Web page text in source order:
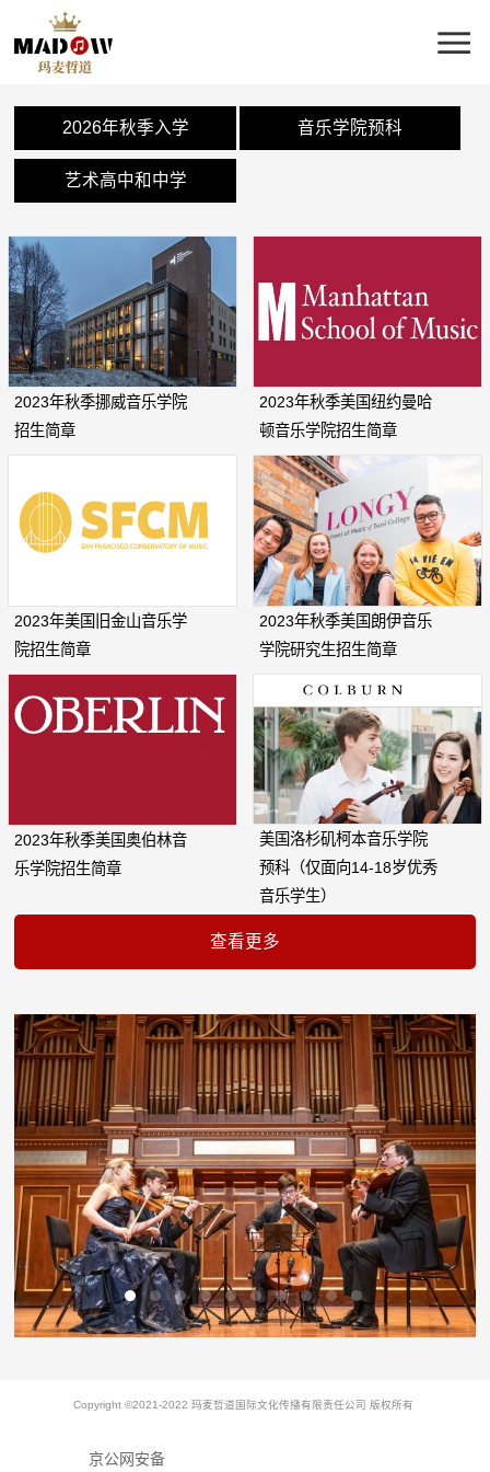
2026年秋季入学 音乐学院预科
艺术高中和中学
2023年秋季挪威音乐学院
招生简章
2023年秋季美国纽约曼哈
顿音乐学院招生简章
2023年美国旧金山音乐学
院招生简章
2023年秋季美国朗伊音乐
学院研究生招生简章
2023年秋季美国奥伯林音
乐学院招生简章
美国洛杉矶柯本音乐学院
预科（仅面向14-18岁优秀
音乐学生）
Copyright ©2021-2022 玛麦哲道国际文化传播有限责任公司 版权所有
京公网安备